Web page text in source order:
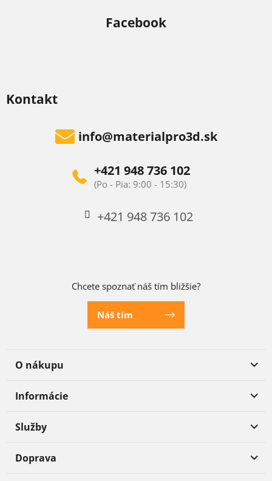
Kontakt
info@materialpro3d.sk
+421 948 736 102
+421 948 736 102
Chcete spoznať náš tím bližšie?
Náš tím
O nákupu
Informácie
Služby
Facebook
Doprava